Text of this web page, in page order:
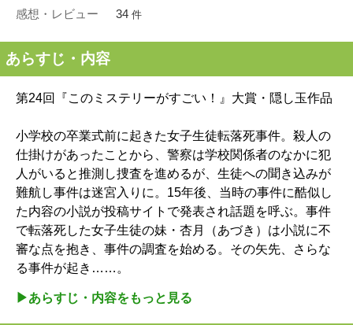
感想・レビュー 34 件
あらすじ・内容
第24回『このミステリーがすごい！』大賞・隠し玉作品
小学校の卒業式前に起きた女子生徒転落死事件。殺人の
仕掛けがあったことから、警察は学校関係者のなかに犯
人がいると推測し捜査を進めるが、生徒への聞き込みが
難航し事件は迷宮入りに。15年後、当時の事件に酷似し
た内容の小説が投稿サイトで発表され話題を呼ぶ。事件
で転落死した女子生徒の妹・杏月（あづき）は小説に不
審な点を抱き、事件の調査を始める。その矢先、さらな
る事件が起き……。
▶︎あらすじ・内容をもっと見る